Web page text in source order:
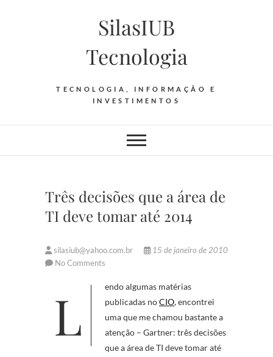
SilasIUB
Tecnologia
TECNOLOGIA, INFORMAÇÃO E
INVESTIMENTOS
Três decisões que a área de
TI deve tomar até 2014
silasiub@yahoo.com.br
15 de janeiro de 2010
No Comments
Lendo algumas matérias publicadas noCIO, encontrei
uma que me chamou bastante a
atenção – Gartner: três decisões
que a área de TI deve tomar até